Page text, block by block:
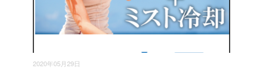
2020年05月29日